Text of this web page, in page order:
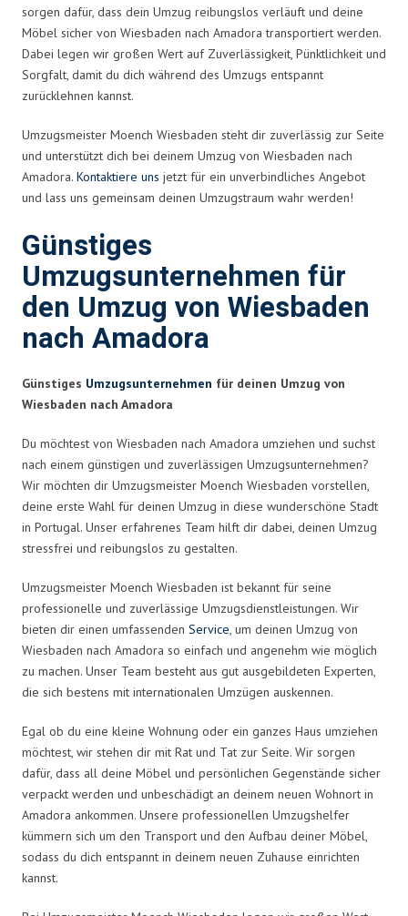
sorgen dafür, dass dein Umzug reibungslos verläuft und deine
Möbel sicher von Wiesbaden nach Amadora transportiert werden.
Dabei legen wir großen Wert auf Zuverlässigkeit, Pünktlichkeit und
Sorgfalt, damit du dich während des Umzugs entspannt
zurücklehnen kannst.
Umzugsmeister Moench Wiesbaden steht dir zuverlässig zur Seite
und unterstützt dich bei deinem Umzug von Wiesbaden nach
Amadora. Kontaktiere uns jetzt für ein unverbindliches Angebot
und lass uns gemeinsam deinen Umzugstraum wahr werden!
Günstiges
Umzugsunternehmen für
den Umzug von Wiesbaden
nach Amadora
Günstiges Umzugsunternehmen für deinen Umzug von
Wiesbaden nach Amadora
Du möchtest von Wiesbaden nach Amadora umziehen und suchst
nach einem günstigen und zuverlässigen Umzugsunternehmen?
Wir möchten dir Umzugsmeister Moench Wiesbaden vorstellen,
deine erste Wahl für deinen Umzug in diese wunderschöne Stadt
in Portugal. Unser erfahrenes Team hilft dir dabei, deinen Umzug
stressfrei und reibungslos zu gestalten.
Umzugsmeister Moench Wiesbaden ist bekannt für seine
professionelle und zuverlässige Umzugsdienstleistungen. Wir
bieten dir einen umfassenden Service, um deinen Umzug von
Wiesbaden nach Amadora so einfach und angenehm wie möglich
zu machen. Unser Team besteht aus gut ausgebildeten Experten,
die sich bestens mit internationalen Umzügen auskennen.
Egal ob du eine kleine Wohnung oder ein ganzes Haus umziehen
möchtest, wir stehen dir mit Rat und Tat zur Seite. Wir sorgen
dafür, dass all deine Möbel und persönlichen Gegenstände sicher
verpackt werden und unbeschädigt an deinem neuen Wohnort in
Amadora ankommen. Unsere professionellen Umzugshelfer
kümmern sich um den Transport und den Aufbau deiner Möbel,
sodass du dich entspannt in deinem neuen Zuhause einrichten
kannst.